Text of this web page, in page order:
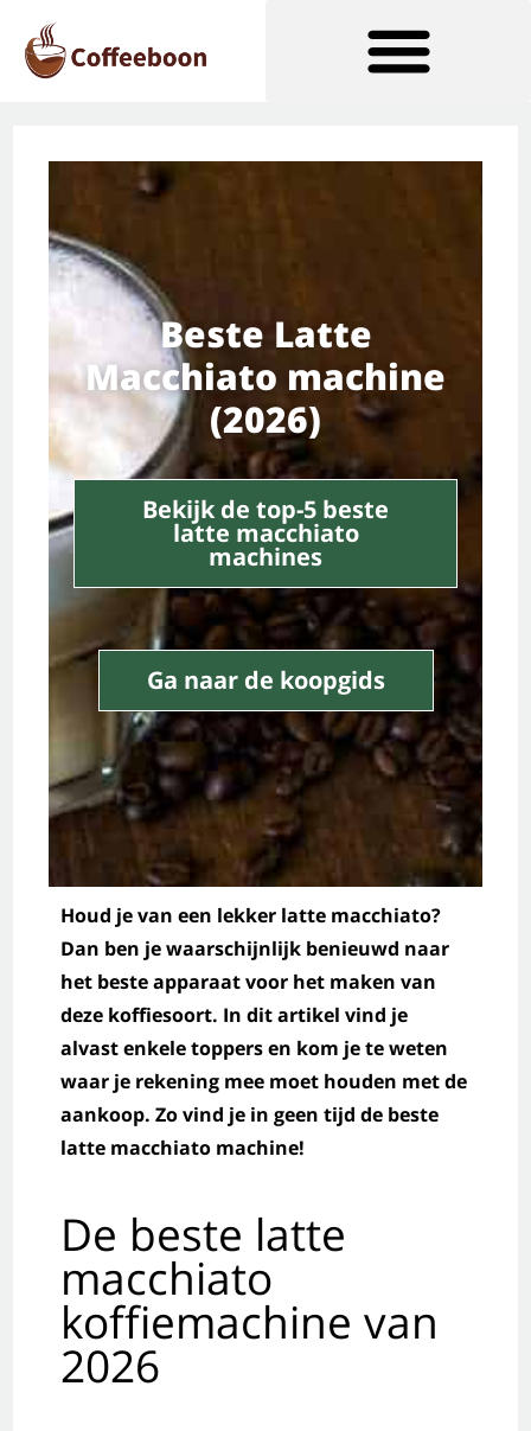
Beste Latte
Macchiato machine
(2026)
Bekijk de top-5 beste
latte macchiato
machines
Ga naar de koopgids
Houd je van een lekker latte macchiato?
Dan ben je waarschijnlijk benieuwd naar
het beste apparaat voor het maken van
deze koffiesoort. In dit artikel vind je
alvast enkele toppers en kom je te weten
waar je rekening mee moet houden met de
aankoop. Zo vind je in geen tijd de beste
latte macchiato machine!
De beste latte
macchiato
koffiemachine van
2026